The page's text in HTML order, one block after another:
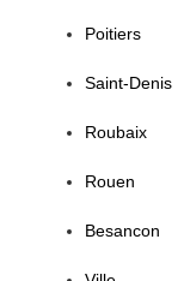
Poitiers
Saint-Denis
Roubaix
Rouen
Besancon